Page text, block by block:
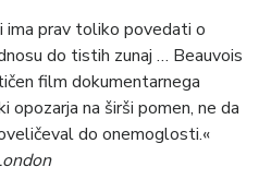
ima prav toliko povedati o
do tistih zunaj … Beauvois
film dokumentarnega
opozarja na širši pomen, ne da
do onemoglosti.«